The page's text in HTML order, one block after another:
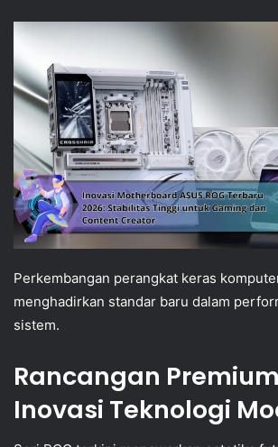
Perkembangan perangkat keras
menghadirkan standar baru dalam
sistem.
Rancangan
Inovasi Teknologi